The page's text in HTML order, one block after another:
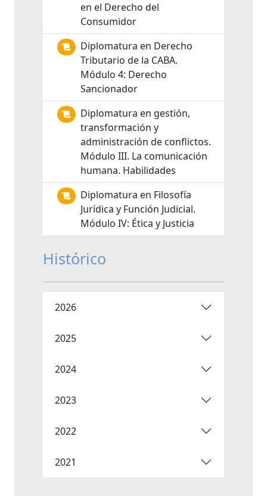
en el Derecho del
Consumidor
Diplomatura en Derecho
Tributario de la CABA.
Módulo 4: Derecho
Sancionador
Diplomatura en gestión,
transformación y
administración de conflictos.
Módulo III. La comunicación
humana. Habilidades
Diplomatura en Filosofía
Jurídica y Función Judicial.
Módulo IV: Ética y Justicia
Histórico
2026
2025
2024
2023
2022
2021